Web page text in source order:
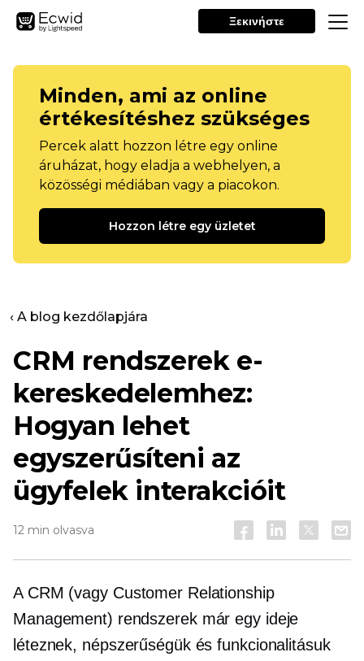
Ξεκινήστε
Minden, ami az online
értékesítéshez szükséges
Percek alatt hozzon létre egy online
áruházat, hogy eladja a webhelyen, a
közösségi médiában vagy a piacokon.
Hozzon létre egy üzletet
‹ A blog kezdőlapjára
CRM rendszerek e-
kereskedelemhez:
Hogyan lehet
egyszerűsíteni az
ügyfelek interakcióit
12 min olvasva
A CRM (vagy Customer Relationship
Management) rendszerek már egy ideje
léteznek, népszerűségük és funkcionalitásuk